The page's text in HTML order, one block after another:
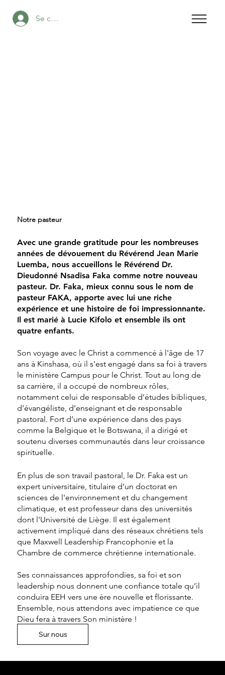
Se connecter
Notre pasteur
Avec une grande gratitude pour les nombreuses
années de dévouement du Révérend Jean Marie
Luemba, nous accueillons le Révérend Dr.
Dieudonné Nsadisa Faka comme notre nouveau
pasteur. Dr. Faka, mieux connu sous le nom de
pasteur FAKA, apporte avec lui une riche
expérience et une histoire de foi impressionnante.
Il est marié à Lucie Kifolo et ensemble ils ont
quatre enfants.
Son voyage avec le Christ a commencé à l'âge de 17
ans à Kinshasa, où il s'est engagé dans sa foi à travers
le ministère Campus pour le Christ. Tout au long de
sa carrière, il a occupé de nombreux rôles,
notamment celui de responsable d’études bibliques,
d’évangéliste, d’enseignant et de responsable
pastoral. Fort d’une expérience dans des pays
comme la Belgique et le Botswana, il a dirigé et
soutenu diverses communautés dans leur croissance
spirituelle.
En plus de son travail pastoral, le Dr. Faka est un
expert universitaire, titulaire d'un doctorat en
sciences de l'environnement et du changement
climatique, et est professeur dans des universités
dont l'Université de Liège. Il est également
activement impliqué dans des réseaux chrétiens tels
que Maxwell Leadership Francophonie et la
Chambre de commerce chrétienne internationale.
Ses connaissances approfondies, sa foi et son
leadership nous donnent une confiance totale qu’il
conduira EEH vers une ère nouvelle et florissante.
Ensemble, nous attendons avec impatience ce que
Dieu fera à travers Son ministère !
Sur nous